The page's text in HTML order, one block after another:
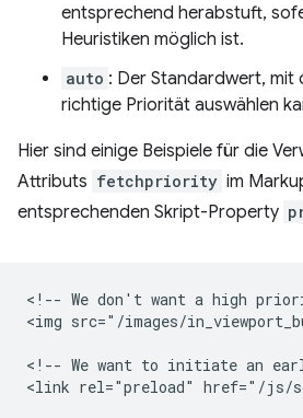
entsprechend herabstuft,
Heuristiken möglich ist.
auto : Der Standardwert, mit
richtige Priorität auswählen
Hier sind einige Beispiele für die
Attributs fetchpriority im
entsprechenden Skript-Property
<!-- We don't want a high
<img src="/images/
<!-- We want to initiate an
<link rel="preload" href="/